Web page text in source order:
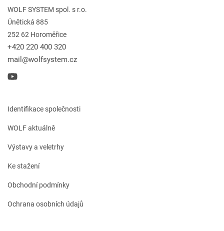
WOLF SYSTEM spol. s r.o.
Únětická 885
252 62 Horoměřice
+420 220 400 320
mail@wolfsystem.cz
Identifikace společnosti
WOLF aktuálně
Výstavy a veletrhy
Ke stažení
Obchodní podmínky
Ochrana osobních údajů